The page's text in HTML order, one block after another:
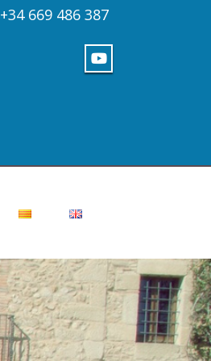
+34 669 486 387